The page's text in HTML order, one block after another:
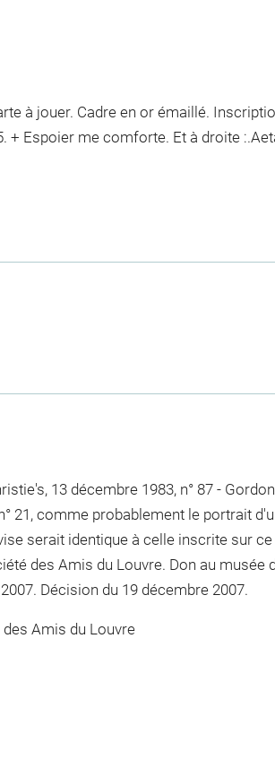
à jouer. Cadre en or émaillé.
+ Espoier me comforte. Et à droite
13 décembre 1983, n° 87 -
21, comme probablement le portrait
serait identique à celle inscrite sur
des Amis du Louvre. Don au musée
Décision du 19 décembre 2007.
Amis du Louvre